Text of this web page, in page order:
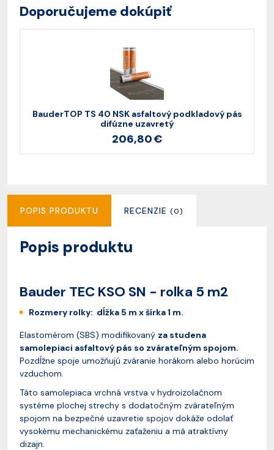
Doporučujeme dokúpiť
BauderTOP TS 40 NSK asfaltový podkladový pás
difúzne uzavretý
206,80 €
POPIS PRODUKTU RECENZIE (0)
Popis produktu
Bauder TEC KSO SN - rolka 5 m2
Rozmery rolky: dĺžka 5 m x šírka 1 m.
Elastomérom (SBS) modifikovaný za studena
samolepiaci asfaltový pás so zvárateľným spojom.
Pozdĺžne spoje umožňujú zváranie horákom alebo horúcim
vzduchom.
Táto samolepiaca vrchná vrstva v hydroizolačnom
systéme plochej strechy s dodatočným zvárateľným
spojom na bezpečné uzavretie spojov dokáže odolať
vysokému mechanickému zaťaženiu a má atraktívny
dizajn.